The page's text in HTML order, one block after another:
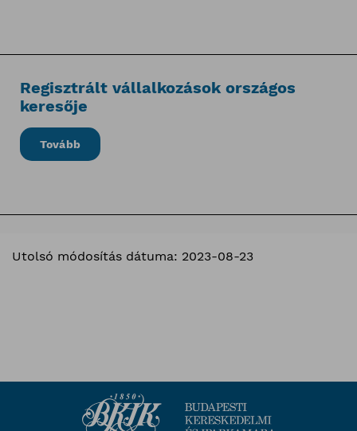
Regisztrált vállalkozások országos
keresője
Tovább
Utolsó módosítás dátuma: 2023-08-23